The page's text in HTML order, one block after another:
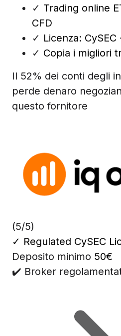
✓ Trading online
CFD
✓ Licenza: CySEC
✓ Copia i migliori
Il 52% dei conti degli
perde denaro
questo fornitore
(5/5)
✓ Regulated CySEC
Deposito minimo 50€
✔️ Broker